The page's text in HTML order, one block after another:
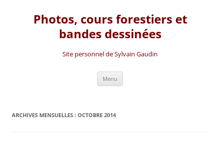
Photos, cours forestiers et
bandes dessinées
Site personnel de Sylvain Gaudin
Menu
ARCHIVES MENSUELLES : OCTOBRE 2014